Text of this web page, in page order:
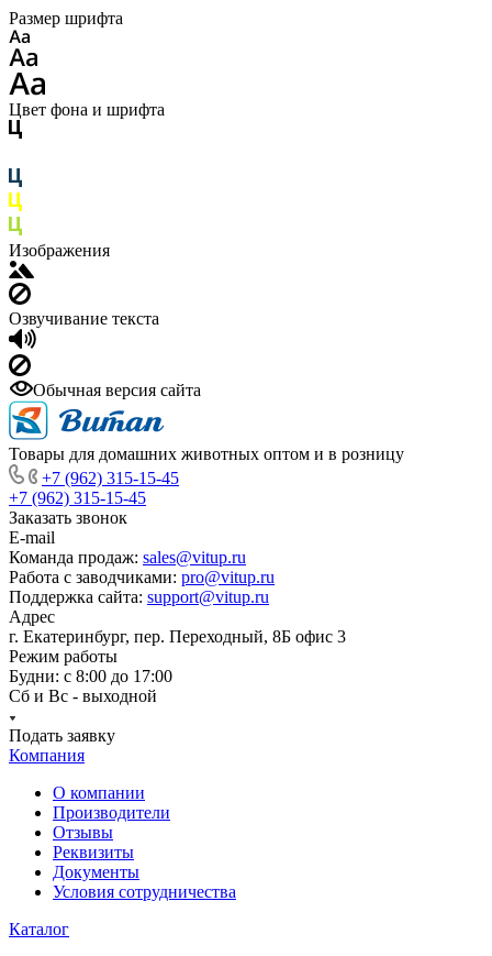
Размер шрифта
Цвет фона и шрифта
Изображения
Озвучивание текста
Обычная версия сайта
Товары для домашних животных оптом и в розницу
+7 (962) 315-15-45
+7 (962) 315-15-45
Заказать звонок
E-mail
Команда продаж: sales@vitup.ru
Работа с заводчиками: pro@vitup.ru
Поддержка сайта: support@vitup.ru
Адрес
г. Екатеринбург, пер. Переходный, 8Б офис 3
Режим работы
Будни: с 8:00 до 17:00
Сб и Вс - выходной
Подать заявку
Компания
О компании
Производители
Отзывы
Реквизиты
Документы
Условия сотрудничества
Каталог